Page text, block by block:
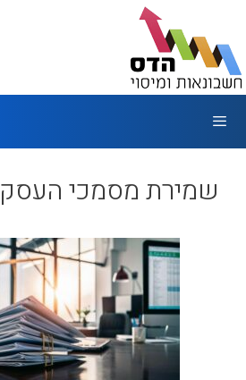
שמירת מסמכי העסק